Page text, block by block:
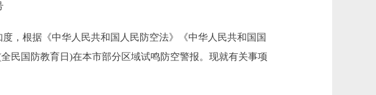
根据《中华人民共和国人民防空法》《中华人民共和国国
民国防教育日)在本市部分区域试鸣防空警报。现就有关事项